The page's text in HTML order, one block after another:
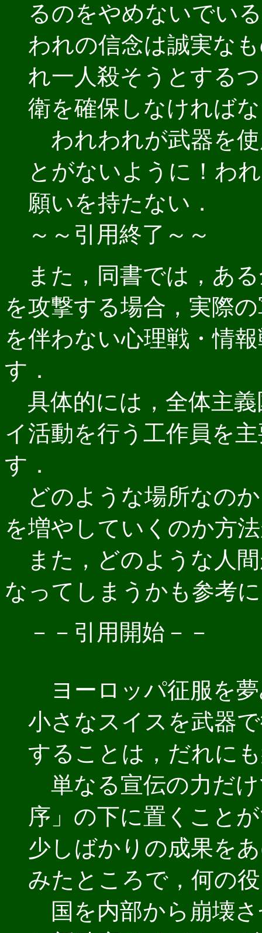
るのをやめないでい
われの信念は誠実な
れ一人殺そうとする
衛を確保しなければ
われわれが武器を
とがないように！わ
願いを持たない．
～～引用終了～～
また，同書では，ある
を攻撃する場合，実際
を伴わない心理戦・情
す．
具体的には，全体主義
イ活動を行う工作員を
す．
どのような場所なの
を増やしていくのか方
また，どのような人
なってしまうかも参考
－－引用開始－－
ヨーロッパ征服を
小さなスイスを武器
することは，だれに
単なる宣伝の力だ
序」の下に置くこと
少しばかりの成果を
みたところで，何の
国を内部から崩壊